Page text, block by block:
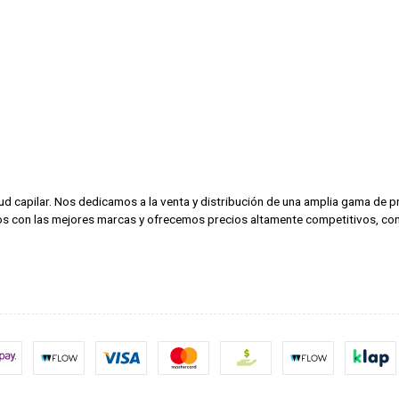
capilar. Nos dedicamos a la venta y distribución de una amplia gama
las mejores marcas y ofrecemos precios altamente competitivos,